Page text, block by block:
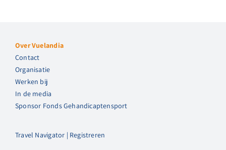
Over Vuelandia
Contact
Organisatie
Werken bij
In de media
Sponsor Fonds Gehandicaptensport
Travel Navigator | Registreren